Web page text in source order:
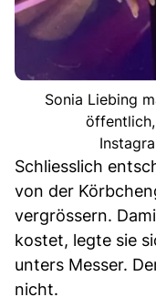
Sonia Liebing
Schliesslich
von der
vergrössern.
kostet, legte sie
unters Messer.
nicht.